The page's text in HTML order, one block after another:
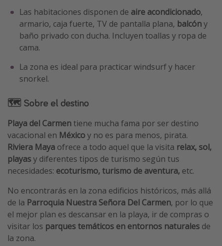
Las habitaciones disponen de aire acondicionado,
armario, caja fuerte, TV de pantalla plana, balcóny
baño privado con ducha. Incluyen toallas y ropa de
cama.
La zona es ideal para practicar windsurf y hacer
snorkel.
🗺️ Sobre el destino
Playa del Carmen tiene mucha fama por ser destino
vacacional en Méxicoy no es para menos, pirata.
Riviera Maya ofrece a todo aquel que la visita relax, sol,
playasy diferentes tipos de turismo según tus
necesidades: ecoturismo, turismo de aventura, etc.
No encontrarás en la zona edificios históricos, más allá
de la Parroquia Nuestra Señora Del Carmen, por lo que
el mejor plan es descansar en la playa, ir de compras o
visitar los parques temáticos en entornos naturales de
la zona.